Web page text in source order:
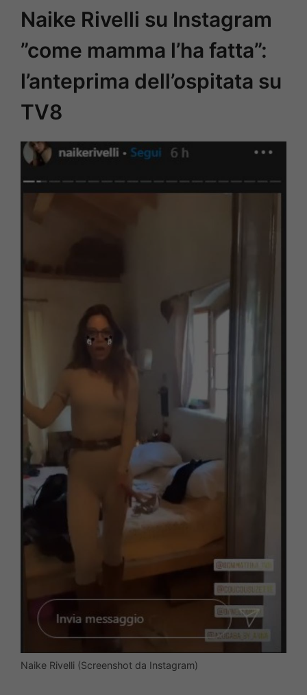
Naike Rivelli su Instagram
”come mamma l’ha fatta”:
l’anteprima dell’ospitata su
TV8
Naike Rivelli (Screenshot da Instagram)